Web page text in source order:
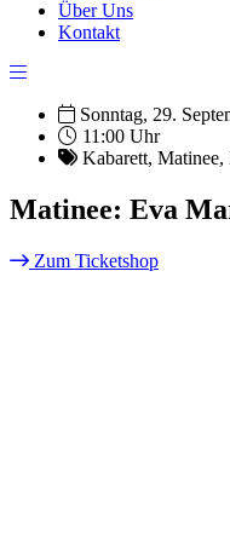
Über Uns
Kontakt
Sonntag, 29.
11:00 Uhr
Kabarett, Matinee,
Matinee: Eva
Zum Ticketshop